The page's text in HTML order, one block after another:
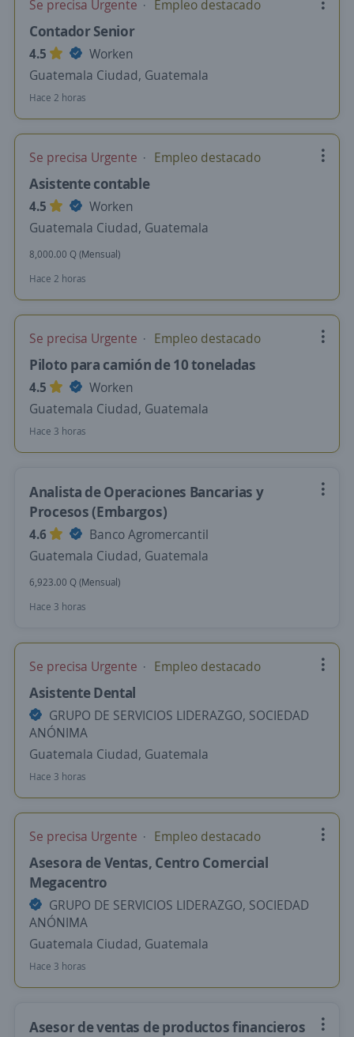
Se precisa Urgente Empleo destacado
Contador Senior
4.5
Worken
Guatemala Ciudad, Guatemala
Hace 2 horas
Se precisa Urgente Empleo destacado
Asistente contable
4.5
Worken
Guatemala Ciudad, Guatemala
8,000.00 Q (Mensual)
Hace 2 horas
Se precisa Urgente Empleo destacado
Piloto para camión de 10 toneladas
4.5
Worken
Guatemala Ciudad, Guatemala
Hace 3 horas
Analista de Operaciones Bancarias y
Procesos (Embargos)
4.6
Banco Agromercantil
Guatemala Ciudad, Guatemala
6,923.00 Q (Mensual)
Hace 3 horas
Se precisa Urgente Empleo destacado
Asistente Dental
GRUPO DE SERVICIOS LIDERAZGO, SOCIEDAD
ANÓNIMA
Guatemala Ciudad, Guatemala
Hace 3 horas
Se precisa Urgente Empleo destacado
Asesora de Ventas, Centro Comercial
Megacentro
GRUPO DE SERVICIOS LIDERAZGO, SOCIEDAD
ANÓNIMA
Guatemala Ciudad, Guatemala
Hace 3 horas
Asesor de ventas de productos financieros